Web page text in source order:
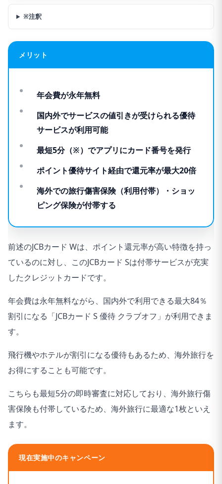
※注釈
メリット
年会費が永年無料
国内外でサービスの値引きが受けられる優待
サービスが利用可能
最短5分（※）でアプリにカード番号を発行
ポイント優待サイト経由で還元率が最大20倍
海外での旅行傷害保険（利用付帯）・ショッ
ピング保険が付帯する
前述のJCBカード Wは、ポイント還元率が高い特徴を持っ
ているのに対し、このJCBカード Sは付帯サービスが充実
したクレジットカードです。
年会費は永年無料ながら、国内外で利用できる最大84％
割引になる「JCBカード S 優待 クラブオフ」が利用できま
す。
飛行機やホテルが割引になる優待もあるため、海外旅行を
お得にすることも可能です。
こちらも最短5分の即時審査に対応しており、海外旅行傷
害保険も付帯しているため、海外旅行に最適な1枚といえ
ます。
現在実施中のキャンペーン